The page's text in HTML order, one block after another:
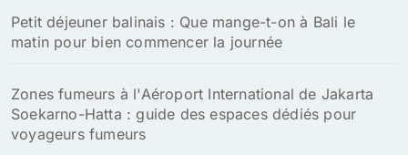
Petit déjeuner balinais : Que mange-t-on à Bali le
matin pour bien commencer la journée
Zones fumeurs à l'Aéroport International de Jakarta
Soekarno-Hatta : guide des espaces dédiés pour
voyageurs fumeurs